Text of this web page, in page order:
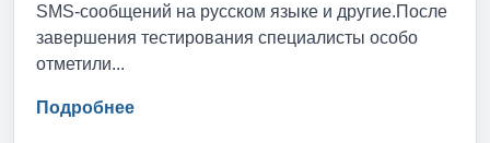
SMS-сообщений на русском языке и другие.После
завершения тестирования специалисты особо
отметили...
Подробнее